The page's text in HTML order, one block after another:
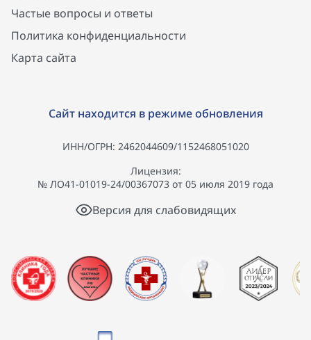
Частые вопросы и ответы
Политика конфиденциальности
Карта сайта
Сайт находится в режиме обновления
ИНН/ОГРН: 2462044609/1152468051020
Лицензия:
№ ЛО41-01019-24/00367073 от 05 июля 2019 года
Версия для слабовидящих